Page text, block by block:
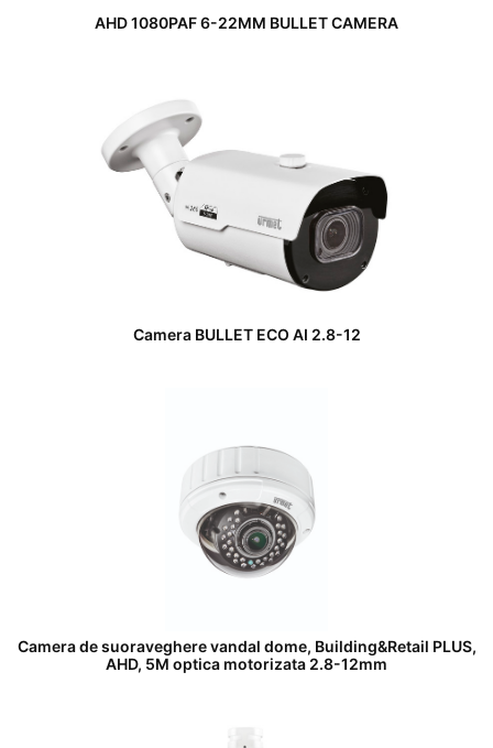
AHD 1080PAF 6-22MM BULLET CAMERA
Camera BULLET ECO AI 2.8-12
Camera de suoraveghere vandal dome, Building&Retail PLUS,
AHD, 5M optica motorizata 2.8-12mm